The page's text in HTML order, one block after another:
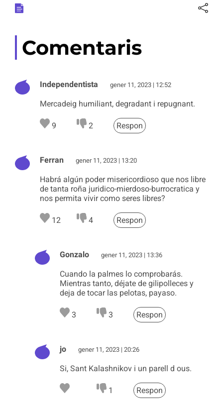
Comentaris
Independentista gener 11, 2023 | 12:52
Mercadeig humiliant, degradant i repugnant.
9 2 Respon
Ferran gener 11, 2023 | 13:20
Habrá algún poder misericordioso que nos libre
de tanta roña juridico-mierdoso-burrocratica y
nos permita vivir como seres libres?
12 4 Respon
Gonzalo gener 11, 2023 | 13:36
Cuando la palmes lo comprobarás.
Mientras tanto, déjate de gilipolleces y
deja de tocar las pelotas, payaso.
3 3 Respon
jo gener 11, 2023 | 20:26
Si, Sant Kalashnikov i un parell d ous.
1 Respon